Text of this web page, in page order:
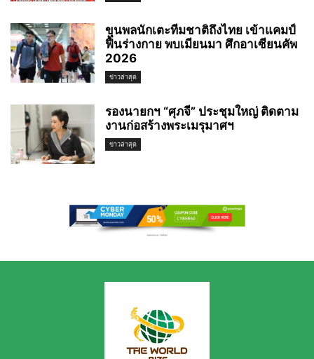
ขุนพลนักเตะทีมชาติถึงไทย เข้าแคมป์
ฟื้นร่างกาย พบเมียนมา ศึกอาเซียนคัพ
2026
ข่าวล่าสุด
รองนายกฯ “ศุภจี” ประชุมใหญ่ ติดตาม
งานก่อสร้างพระเมรุมาศฯ
ข่าวล่าสุด